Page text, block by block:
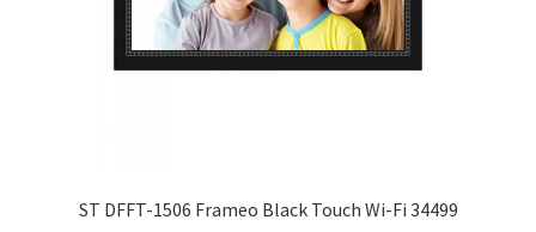
ST DFFT-1506 Frameo Black Touch Wi-Fi 34499